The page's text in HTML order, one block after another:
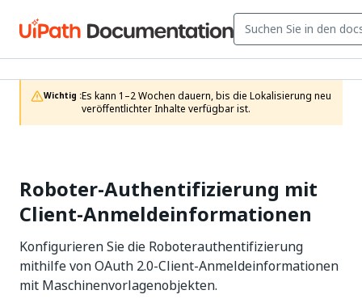
Wichtig :Es kann 1–2 Wochen dauern, bis die Lokalisierung neu
veröffentlichter Inhalte verfügbar ist.
Roboter-Authentifizierung mit
Client-Anmeldeinformationen
Konfigurieren Sie die Roboterauthentifizierung
mithilfe von OAuth 2.0-Client-Anmeldeinformationen
mit Maschinenvorlagenobjekten.